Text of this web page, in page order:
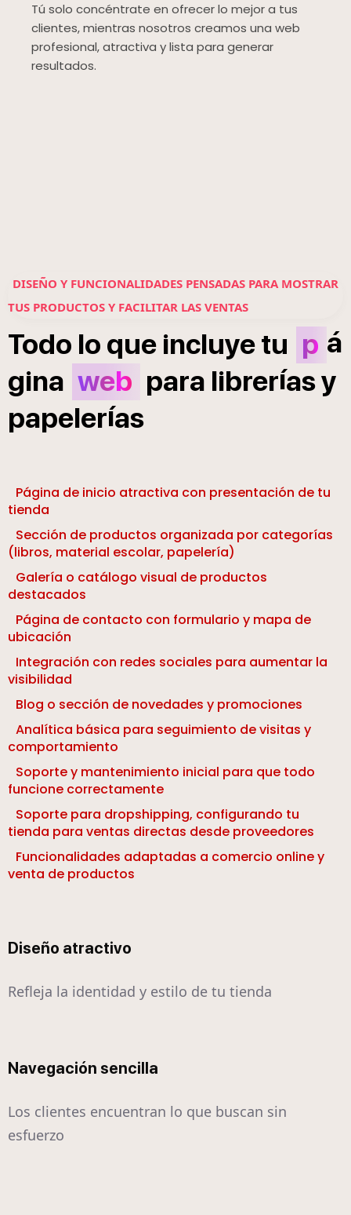
Tú solo concéntrate en ofrecer lo mejor a tus
clientes, mientras nosotros creamos una web
profesional, atractiva y lista para generar
resultados.
DISEÑO Y FUNCIONALIDADES PENSADAS PARA MOSTRAR
TUS PRODUCTOS Y FACILITAR LAS VENTAS
Todo lo que incluyetu p á
gina web para libreríasy
papelerías
Página de inicio atractiva con presentación de tu
tienda
Sección de productos organizada por categorías
(libros, material escolar, papelería)
Galería o catálogo visual de productos
destacados
Página de contacto con formulario y mapa de
ubicación
Integración con redes sociales para aumentar la
visibilidad
Blog o sección de novedades y promociones
Analítica básica para seguimiento de visitas y
comportamiento
Soporte y mantenimiento inicial para que todo
funcione correctamente
Soporte para dropshipping, configurando tu
tienda para ventas directas desde proveedores
Funcionalidades adaptadas a comercio online y
venta de productos
Diseño atractivo
Refleja la identidad y estilo de tu tienda
Navegación sencilla
Los clientes encuentran lo que buscan sin
esfuerzo